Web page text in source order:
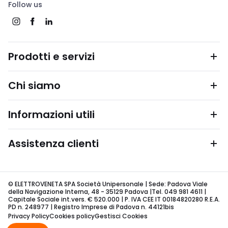
Follow us
Prodotti e servizi
Chi siamo
Informazioni utili
Assistenza clienti
© ELETTROVENETA SPA Società Unipersonale | Sede: Padova Viale
della Navigazione Interna, 48 - 35129 Padova |Tel. 049 981 4611 |
Capitale Sociale int.vers. € 520.000 | P. IVA CEE IT 00184820280 R.E.A.
PD n. 248977 | Registro Imprese di Padova n. 44121bis
Privacy PolicyCookies policyGestisci Cookies